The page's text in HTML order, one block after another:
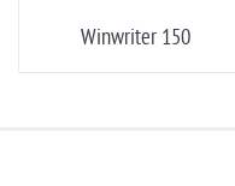
Winwriter 150